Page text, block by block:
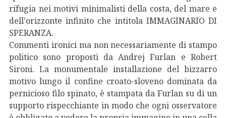
rifugia nei motivi minimalisti della costa, del mare e
dell'orizzonte infinito che intitola IMMAGINARIO DI
SPERANZA.
Commenti ironici ma non necessariamente di stampo
politico sono proposti da Andrej Furlan e Robert
Sironi. La monumentale installazione del bizzarro
motivo lungo il confine croato-sloveno dominata da
pernicioso filo spinato, è stampata da Furlan su di un
supporto rispecchiante in modo che ogni osservatore